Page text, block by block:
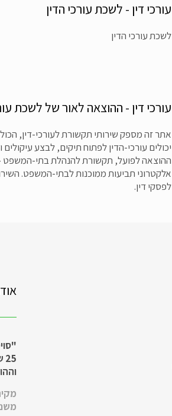
עורכי דין - לשכת עורכי הדין
לשכת עורכי הדין
עורכי דין - ההוצאה לאור של לשכת
אתר זה מספק שירותי תקשורת לעורכי-דין,
יכולים עורכי-הדין לפתוח תיקים, לבצע
ההוצאה לפועל, תקשורת להנהלת בתי-המשפט -
אלקטרוני תביעות ממוכנות לבתי-המשפט.
לפסקי דין.